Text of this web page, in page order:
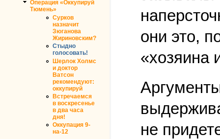
Операция «Оккупируй
Тюмень»
Сурков
назначит
Зюганова
Жириновским?
Стыдно
голосовать!
Шерлок Холмс
и доктор
Ватсон
рекомендуют:
оккупируй
Встречаемся
в воскресенье
в два часа
дня!
Оккупация 9-
на-12
они это,
«хозяина
не